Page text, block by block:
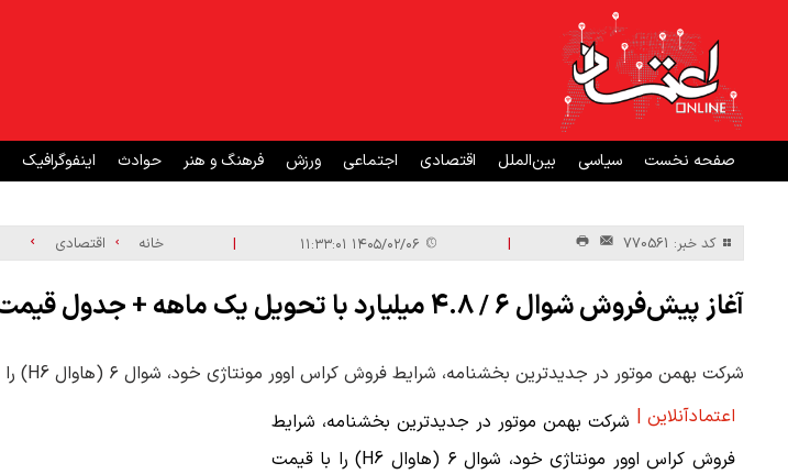
صفحه نخست سیاسی بین‌الملل اقتصادی اجتماعی ورزش فرهنگ و هنر حوادث اینفوگرافیک
کد خبر: 770561 |
| خانه اقتصادی
آغاز پیش‌فروش شوال ۶ / ۴.۸ میلیارد با تحویل یک ماهه + جدول قیمت‌ها
شرکت بهمن موتور در جدیدترین بخشنامه، شرایط فروش کراس اوور مونتاژی خود، شوال ۶ (هاوال H6) را با قیمت جدید اعلام کرد.
اعتمادآنلاین | شرکت بهمن موتور در جدیدترین بخشنامه، شرایط
فروش کراس اوور مونتاژی خود، شوال ۶ (هاوال H6) را با قیمت